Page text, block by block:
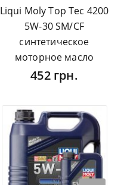
Liqui Moly Top Tec 4200
5W-30 SM/CF
синтетическое
моторное масло
452 грн.